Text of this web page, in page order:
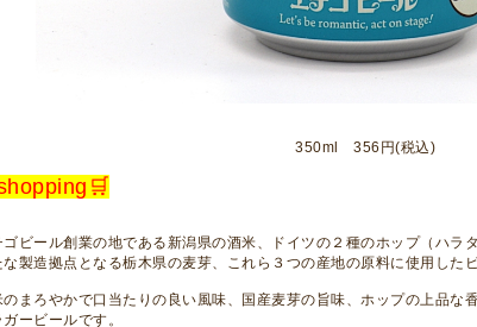
350ml 356円(税込)
ゴビール創業の地である新潟県の酒米、ドイツの２種のホップ（ハラ
な製造拠点となる栃木県の麦芽、これら３つの産地の原料に使用した
のまろやかで口当たりの良い風味、国産麦芽の旨味、ホップの上品な
ービールです。